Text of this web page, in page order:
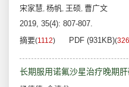
宋家慧, 杨帆, 王硕, 曹广文
2019, 35(4): 807-807.
摘要(1112) PDF (931KB)(326
长期服用诺氟沙星治疗晚期